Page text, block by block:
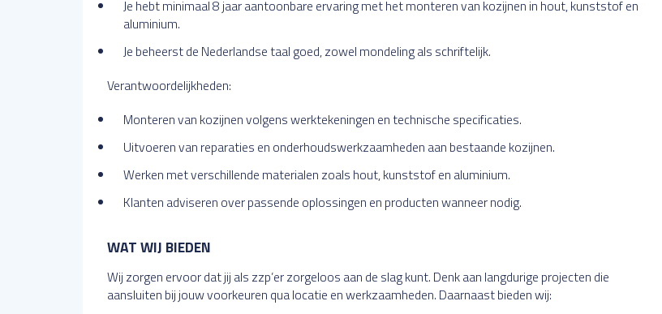
Je hebt minimaal 8 jaar aantoonbare ervaring met het monteren van kozijnen in hout, kunststof en
aluminium.
Je beheerst de Nederlandse taal goed, zowel mondeling als schriftelijk.
Verantwoordelijkheden:
Monteren van kozijnen volgens werktekeningen en technische specificaties.
Uitvoeren van reparaties en onderhoudswerkzaamheden aan bestaande kozijnen.
Werken met verschillende materialen zoals hout, kunststof en aluminium.
Klanten adviseren over passende oplossingen en producten wanneer nodig.
WAT WIJ BIEDEN
Wij zorgen ervoor dat jij als zzp’er zorgeloos aan de slag kunt. Denk aan langdurige projecten die
aansluiten bij jouw voorkeuren qua locatie en werkzaamheden. Daarnaast bieden wij: